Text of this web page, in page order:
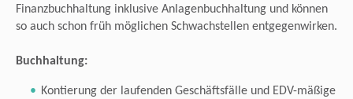
Finanzbuchhaltung inklusive Anlagenbuchhaltung und können
so auch schon früh möglichen Schwachstellen entgegenwirken.
Buchhaltung:
Kontierung der laufenden Geschäftsfälle und EDV-mäßige